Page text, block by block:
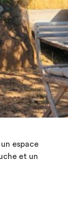
espace
et un